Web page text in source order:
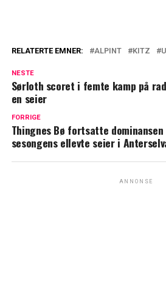
RELATERTE EMNER: ALPINT KITZ
NESTE
Sørloth scoret i femte kamp på
en seier
FORRIGE
Thingnes Bø fortsatte
sesongens ellevte seier i
ANNONSE